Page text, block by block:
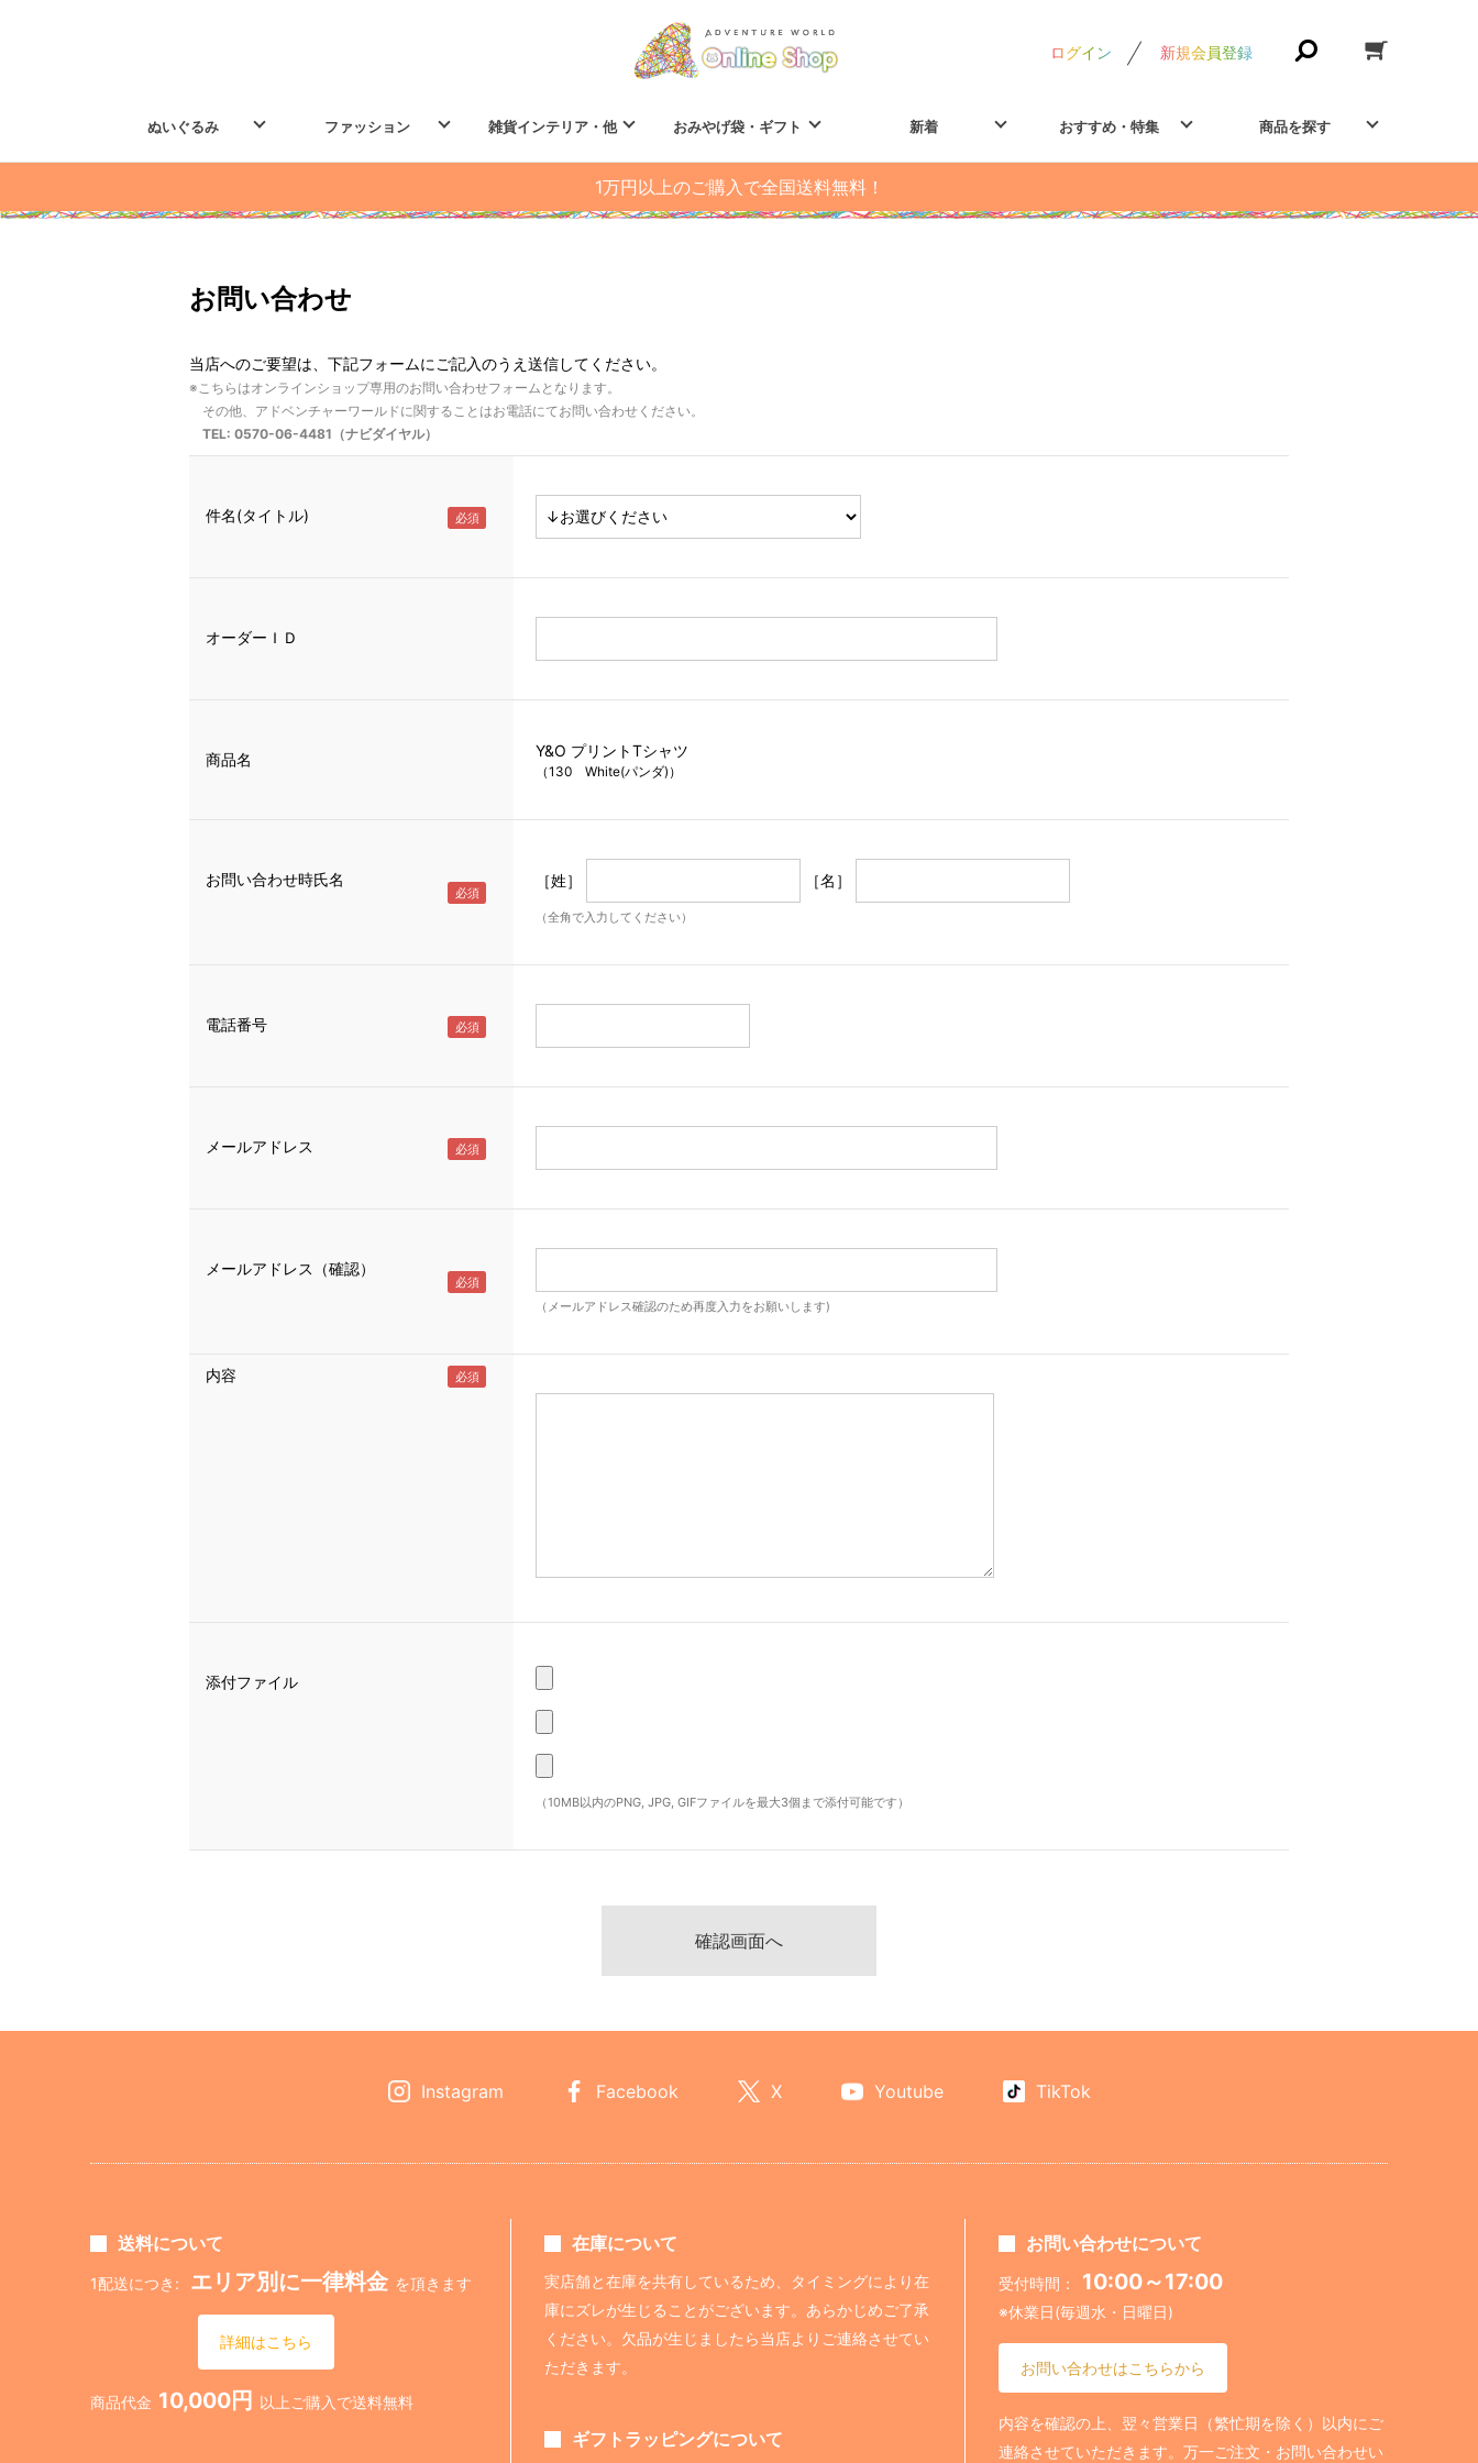
ログイン 新規会員登録
ぬいぐるみ ファッション 雑貨インテリア・他 おみやげ袋・ギフト 新着 おすすめ・特集 商品を探す
1万円以上のご購入で全国送料無料！
お問い合わせ
当店へのご要望は、下記フォームにご記入のうえ送信してください。
※こちらはオンラインショップ専用のお問い合わせフォームとなります。
その他、アドベンチャーワールドに関することはお電話にてお問い合わせください。
TEL: 0570-06-4481（ナビダイヤル）
件名(タイトル)
オーダーＩＤ
商品名 Y&O プリントTシャツ
（130 White(パンダ)）
お問い合わせ時氏名 ［姓］ ［名］
（全角で入力してください）
電話番号
メールアドレス
メールアドレス（確認）
（メールアドレス確認のため再度入力をお願いします)
内容
添付ファイル
（10MB以内のPNG, JPG, GIFファイルを最大3個まで添付可能です）
Instagram Facebook X Youtube TikTok
送料について
1配送につき: エリア別に一律料金 を頂きます
詳細はこちら
商品代金 10,000円 以上ご購入で送料無料
在庫について
実店舗と在庫を共有しているため、タイミングにより在
庫にズレが生じることがございます。あらかじめご了承
ください。欠品が生じましたら当店よりご連絡させてい
ただきます。
ギフトラッピングについて
お問い合わせについて
受付時間： 10:00～17:00
※休業日(毎週水・日曜日)
お問い合わせはこちらから
内容を確認の上、翌々営業日（繁忙期を除く）以内にご
連絡させていただきます。万一ご注文・お問い合わせい